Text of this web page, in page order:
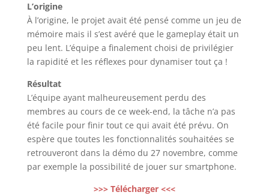
L’origine
À l’origine, le projet avait été pensé comme un jeu de
mémoire mais il s’est avéré que le gameplay était un
peu lent. L’équipe a finalement choisi de privilégier
la rapidité et les réflexes pour dynamiser tout ça !
Résultat
L’équipe ayant malheureusement perdu des
membres au cours de ce week-end, la tâche n’a pas
été facile pour finir tout ce qui avait été prévu. On
espère que toutes les fonctionnalités souhaitées se
retrouveront dans la démo du 27 novembre, comme
par exemple la possibilité de jouer sur smartphone.
>>> Télécharger <<<